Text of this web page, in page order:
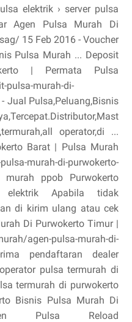
elektrik › server pulsa
Agen Pulsa Murah Di
15 Feb 2016 - Voucher
Pulsa Murah ... Deposit
| Permata Pulsa
pulsa-murah-di-
Jual Pulsa,Peluang,Bisnis
operator,di ...
Barat | Pulsa Murah
murah-di-purwokerto-
ppob Purwokerto
Apabila tidak
di kirim ulang atau cek
Di Purwokerto Timur |
agen-pulsa-murah-di-
pendaftaran dealer
pulsa termurah di
termurah di purwokerto
Bisnis Pulsa Murah Di
Pulsa Reload